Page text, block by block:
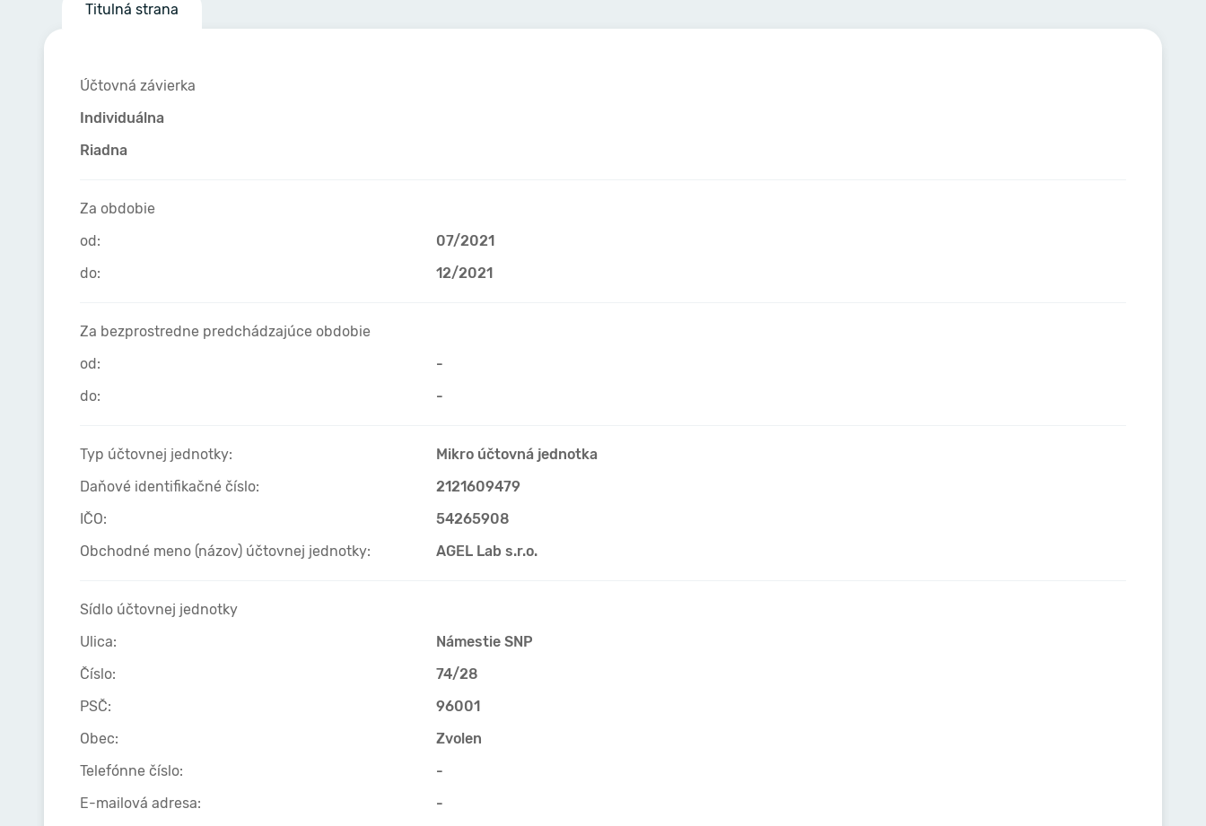
Titulná strana
Účtovná závierka
Individuálna
Riadna
Za obdobie
od:
07/2021
do:
12/2021
Za bezprostredne predchádzajúce obdobie
od:
-
do:
-
Typ účtovnej jednotky:
Mikro účtovná jednotka
Daňové identifikačné číslo:
2121609479
IČO:
54265908
Obchodné meno (názov) účtovnej jednotky:
AGEL Lab s.r.o.
Sídlo účtovnej jednotky
Ulica:
Námestie SNP
Číslo:
74/28
PSČ:
96001
Obec:
Zvolen
Telefónne číslo:
-
E-mailová adresa:
-